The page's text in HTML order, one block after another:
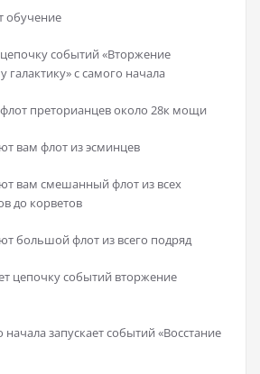
обучение
событий «Вторжение
с самого начала
преторианцев около 28к мощи
вам флот из эсминцев
вам смешанный флот из всех
до корветов
большой флот из всего подряд
цепочку событий вторжение
запускает событий «Восстание